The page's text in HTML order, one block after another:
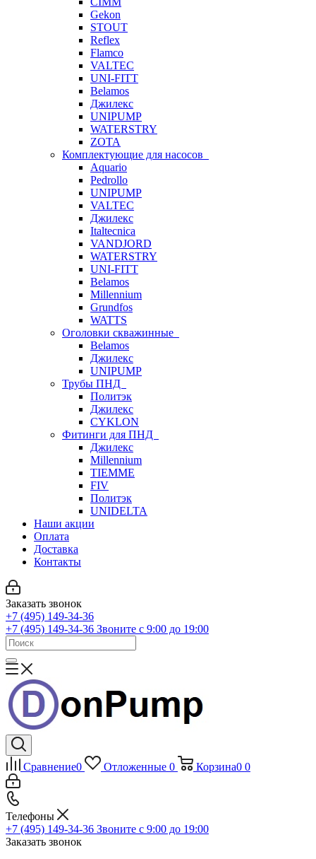
Gekon
STOUT
Reflex
Flamco
VALTEC
UNI-FITT
Belamos
Джилекс
UNIPUMP
WATERSTRY
ZOTA
Комплектующие для насосов
Aquario
Pedrollo
UNIPUMP
VALTEC
Джилекс
Italtecnica
VANDJORD
WATERSTRY
UNI-FITT
Belamos
Millennium
Grundfos
WATTS
Оголовки скважинные
Belamos
Джилекс
UNIPUMP
Трубы ПНД
Политэк
Джилекс
CYKLON
Фитинги для ПНД
Джилекс
Millennium
TIEMME
FIV
Политэк
UNIDELTA
Наши акции
Оплата
Доставка
Контакты
Заказать звонок
+7 (495) 149-34-36
+7 (495) 149-34-36 Звоните с 9:00 до 19:00
Сравнение0 Отложенные 0 Корзина0 0
Телефоны
+7 (495) 149-34-36 Звоните с 9:00 до 19:00
Заказать звонок